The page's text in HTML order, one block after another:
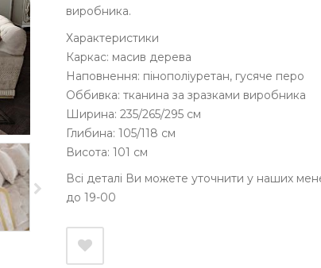
виробника.
Характеристики
Каркас: масив дерева
Наповнення: пінополіуретан, гусяче перо
Оббивка: тканина за зразками виробника
Ширина: 235/265/295 см
Глибина: 105/118 см
Висота: 101 см
Всі деталі Ви можете уточнити у наших
до 19-00